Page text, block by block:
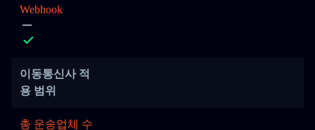
Webhook
이동통신사 적
용 범위
총 운송업체 수